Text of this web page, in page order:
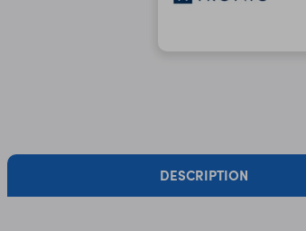
DESCRIPTION